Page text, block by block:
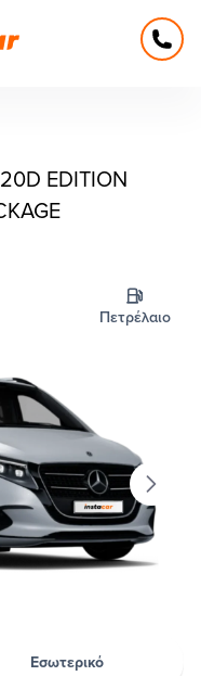
EDITION
Πετρέλαιο
Εσωτερικό